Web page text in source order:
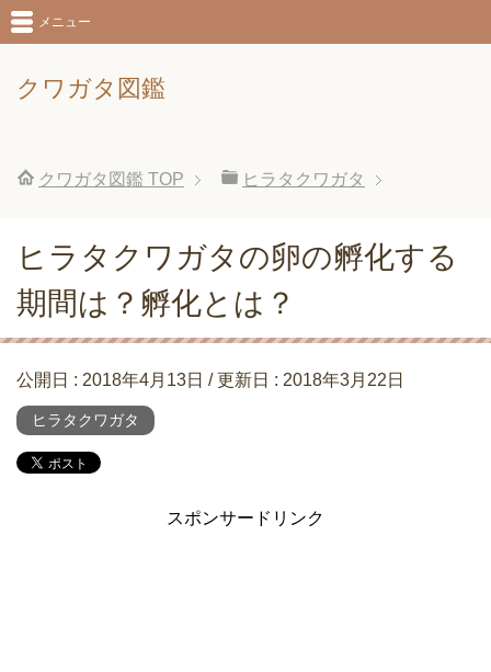
クワガタ図鑑
メニュー
クワガタ図鑑 TOP ヒラタクワガタ
ヒラタクワガタの卵の孵化する
期間は？孵化とは？
公開日 : 2018年4月13日 / 更新日 : 2018年3月22日
ヒラタクワガタ
スポンサードリンク